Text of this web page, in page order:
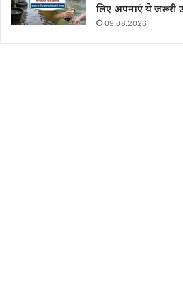
लिए अपनाएं ये जरूरी
09.08.2026